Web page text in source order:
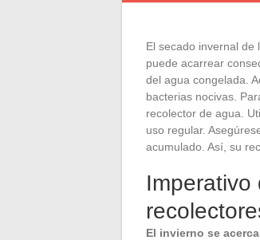
El secado invernal de
puede acarrear
del agua congelada.
bacterias nocivas.
recolector de agua.
uso regular.
acumulado. Así, su
Imperativo
El invierno se acerca